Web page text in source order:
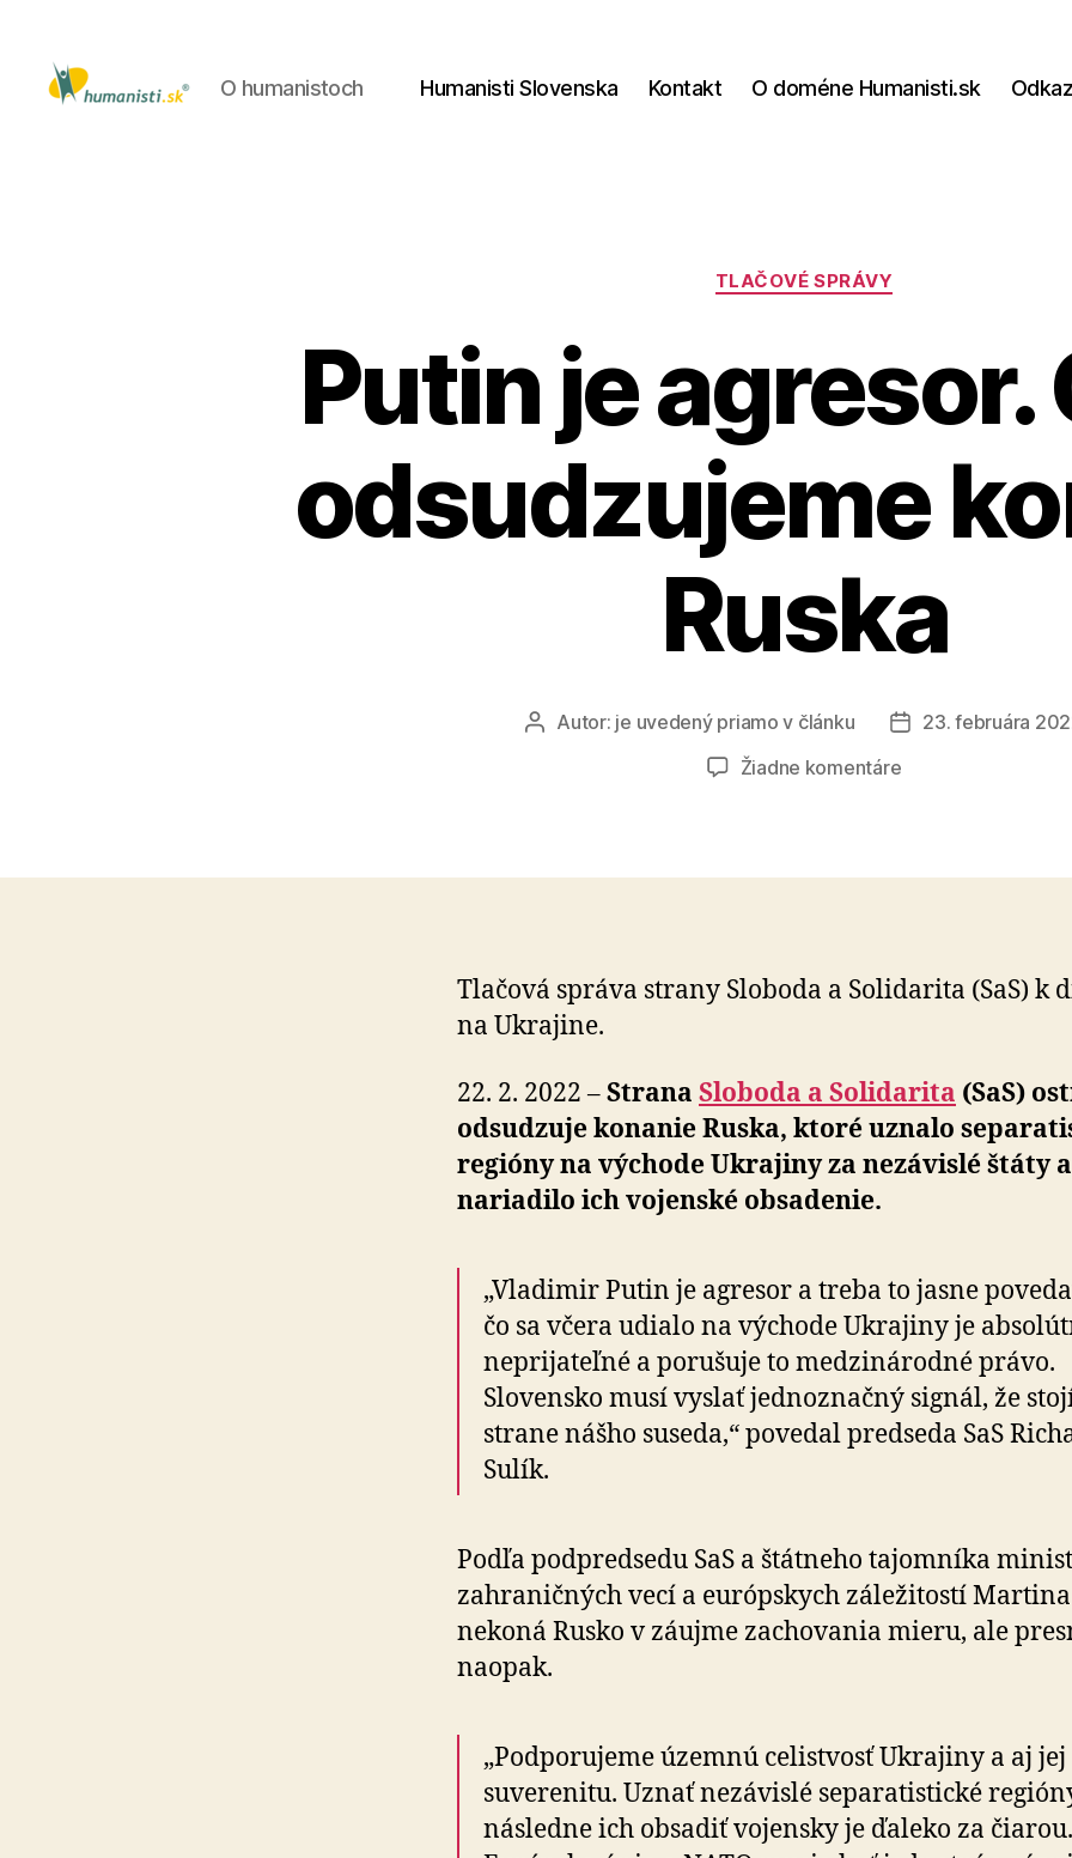
O humanistoch Humanisti Slovenska Kontakt O doméne Humanisti.sk
Kategórie
TLAČOVÉ SPRÁVY
Putin je agresor.
odsudzujeme
Ruska
AutorAutor: je uvedený priamo v článku
Dátum
23. februára
Žiadne komentárena
Ostro
Tlačová správa strany Sloboda a Solidarita (SaS) k
na Ukrajine.
22. 2. 2022 –Strana Sloboda a Solidarita (SaS)
odsudzuje konanie Ruska, ktoré uznalo
regióny na východe Ukrajiny za nezávislé štáty a
nariadilo ich vojenské obsadenie.
„Vladimir Putin je agresor a treba to jasne
čo sa včera udialo na východe Ukrajiny je
neprijateľné a porušuje to medzinárodné právo.
Slovensko musí vyslať jednoznačný signál, že
strane nášho suseda,“ povedal predseda SaS
Sulík.
Podľa podpredsedu SaS a štátneho tajomníka
zahraničných vecí a európskych záležitostí
nekoná Rusko v záujme zachovania mieru, ale
naopak.
„Podporujeme územnú celistvosť Ukrajiny a aj jej
suverenitu. Uznať nezávislé separatistické
následne ich obsadiť vojensky je ďaleko za čiarou.